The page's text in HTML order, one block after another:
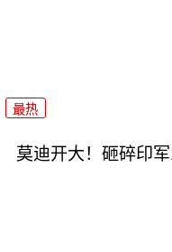
最热
莫迪开大！砸碎印